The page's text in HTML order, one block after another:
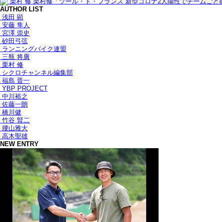
AUTHOR LIST
浅田 顕
安藤 隼人
宮澤 崇史
砂田弓弦
ランニングバイク連盟
三瓶 将廣
栗村 修
シクロチャンネル編集部
福島 晋一
YBP PROJECT
中川裕之
佐藤一朗
橋川健
竹谷 賢二
腰山雅大
高木聖雄
NEW ENTRY